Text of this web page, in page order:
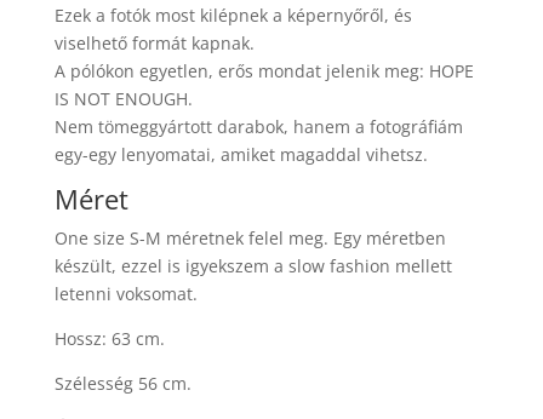
Ezek a fotók most kilépnek a képernyőről, és
viselhető formát kapnak.
A pólókon egyetlen, erős mondat jelenik meg: HOPE
IS NOT ENOUGH.
Nem tömeggyártott darabok, hanem a fotográfiám
egy-egy lenyomatai, amiket magaddal vihetsz.
Méret
One size S-M méretnek felel meg. Egy méretben
készült, ezzel is igyekszem a slow fashion mellett
letenni voksomat.
Hossz: 63 cm.
Szélesség 56 cm.